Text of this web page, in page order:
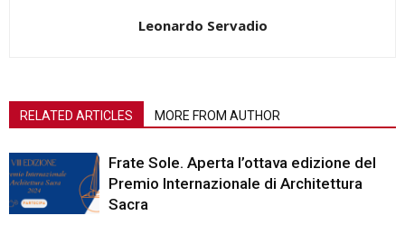
Leonardo Servadio
RELATED ARTICLES MORE FROM AUTHOR
Frate Sole. Aperta l’ottava edizione del
Premio Internazionale di Architettura
Sacra